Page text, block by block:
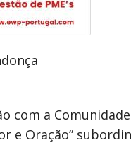
com a
e Oração”